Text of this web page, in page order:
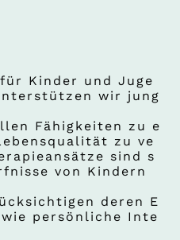
Kinder und Juge
wir jung
Fähigkeiten zu e
zu ve
sind s
von Kindern
deren E
persönliche Inte